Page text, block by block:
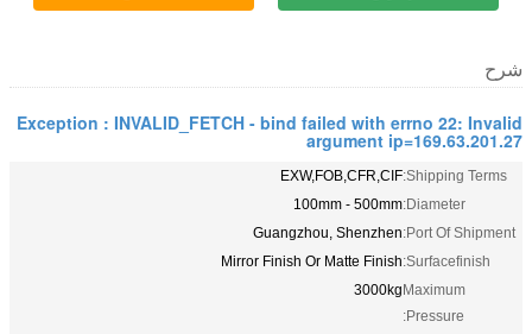
شرح
Exception : INVALID_FETCH - bind failed with errno 22: Invalid
argument ip=169.63.201.27
Shipping Terms:
EXW,FOB,CFR,CIF
Diameter:
100mm - 500mm
Port Of Shipment:
Guangzhou, Shenzhen
Surfacefinish:
Mirror Finish Or Matte Finish
Maximum
Pressure:
3000kg